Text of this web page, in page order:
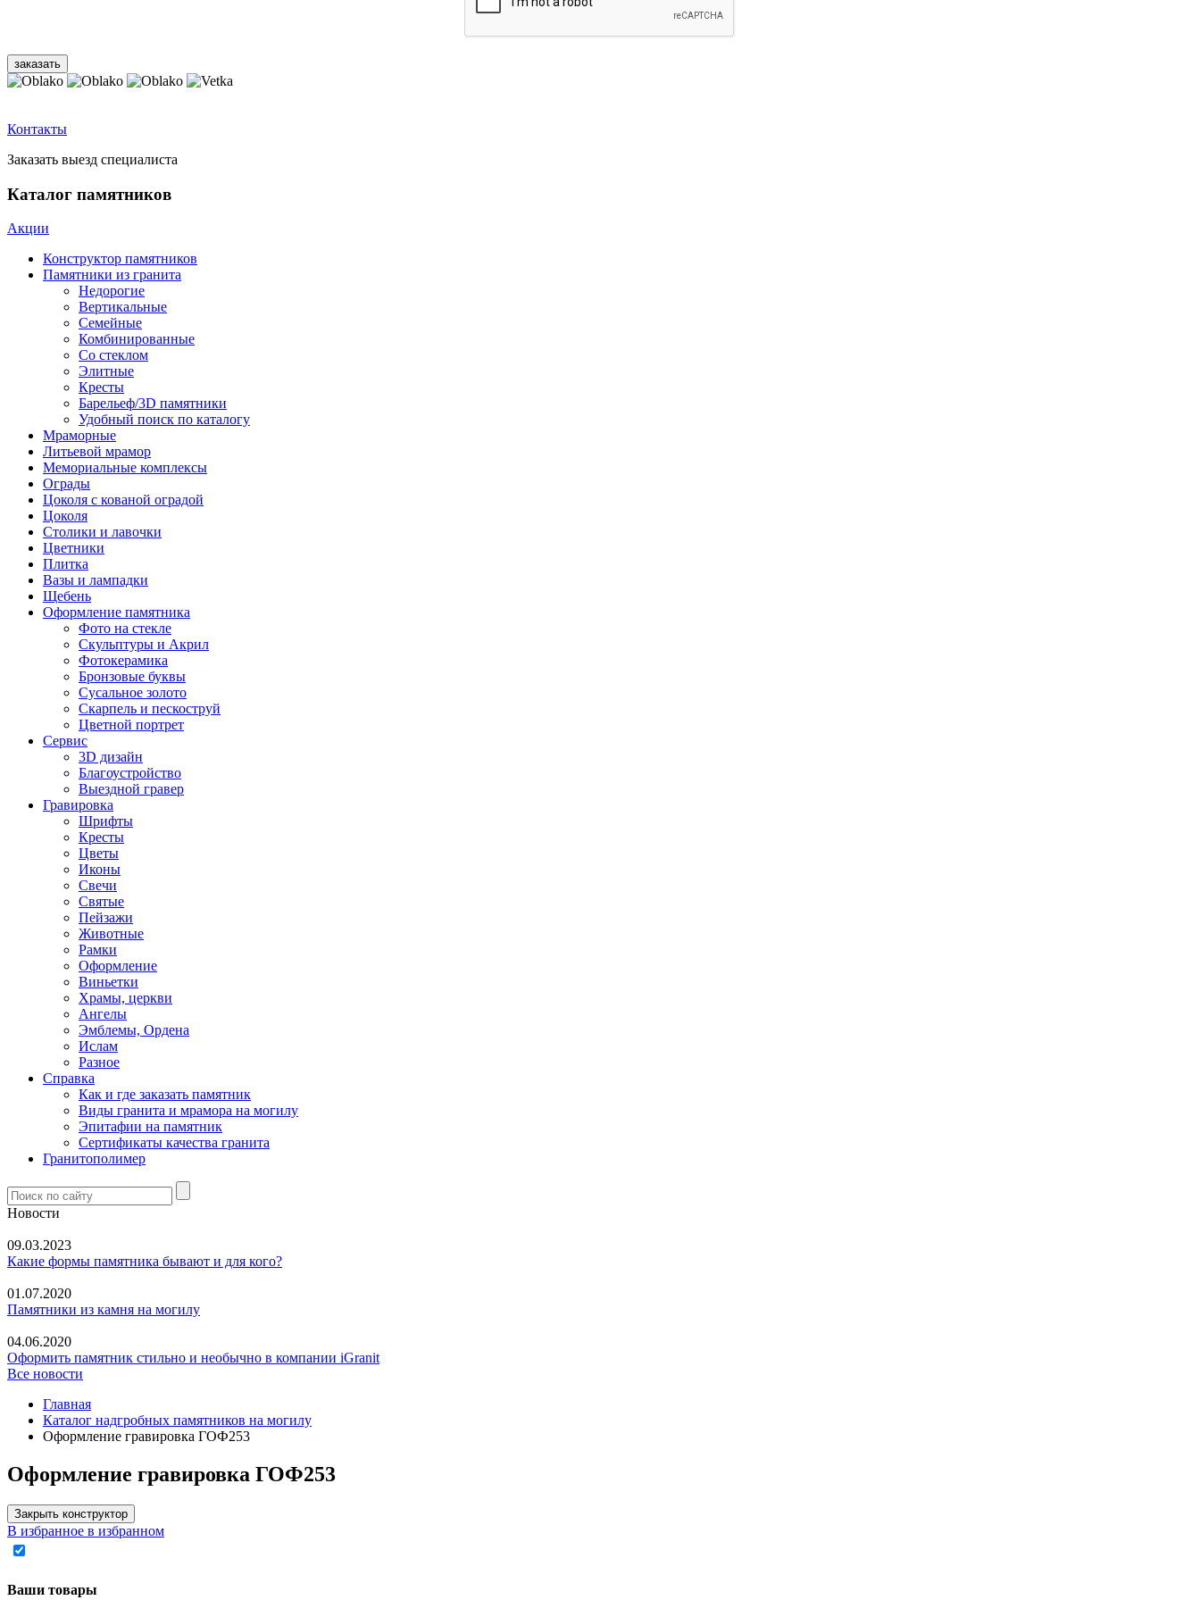
Контакты
Заказать выезд специалиста
Каталог памятников
Акции
Конструктор памятников
Памятники из гранита
Недорогие
Вертикальные
Семейные
Комбинированные
Со стеклом
Элитные
Кресты
Барельеф/3D памятники
Удобный поиск по каталогу
Мраморные
Литьевой мрамор
Мемориальные комплексы
Ограды
Цоколя с кованой оградой
Цоколя
Столики и лавочки
Цветники
Плитка
Вазы и лампадки
Щебень
Оформление памятника
Фото на стекле
Скульптуры и Акрил
Фотокерамика
Бронзовые буквы
Сусальное золото
Скарпель и пескоструй
Цветной портрет
Сервис
3D дизайн
Благоустройство
Выездной гравер
Гравировка
Шрифты
Кресты
Цветы
Иконы
Свечи
Святые
Пейзажи
Животные
Рамки
Оформление
Виньетки
Храмы, церкви
Ангелы
Эмблемы, Ордена
Ислам
Разное
Справка
Как и где заказать памятник
Виды гранита и мрамора на могилу
Эпитафии на памятник
Сертификаты качества гранита
Гранитополимер
Новости
09.03.2023
Какие формы памятника бывают и для кого?
01.07.2020
Памятники из камня на могилу
04.06.2020
Оформить памятник стильно и необычно в компании iGranit
Все новости
Главная
Каталог надгробных памятников на могилу
Оформление гравировка ГОФ253
Оформление гравировка ГОФ253
Закрыть конструктор
В избранное в избранном
Ваши товары